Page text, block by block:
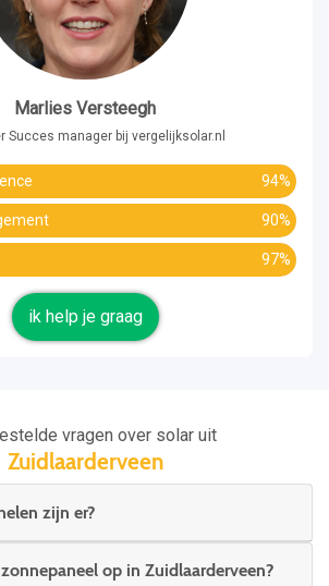
Marlies Versteegh
Succes manager bij vergelijksolar.nl
94%
90%
97%
ik help je graag
vragen over solar uit
Zuidlaarderveen
zijn er?
op in Zuidlaarderveen?